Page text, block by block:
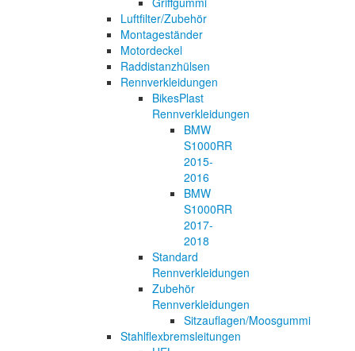
Luftfilter/Zubehör
Montageständer
Motordeckel
Raddistanzhülsen
Rennverkleidungen
BikesPlast
Rennverkleidungen
BMW
S1000RR
2015-
2016
BMW
S1000RR
2017-
2018
Standard
Rennverkleidungen
Zubehör
Rennverkleidungen
Sitzauflagen/Moosgummi
Stahlflexbremsleitungen